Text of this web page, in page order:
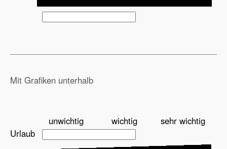
Mit Grafiken unterhalb
unwichtig wichtig
sehr wichtig
Urlaub